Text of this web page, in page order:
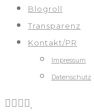
Blogroll
Transparenz
Kontakt/PR
Impressum
Datenschutz